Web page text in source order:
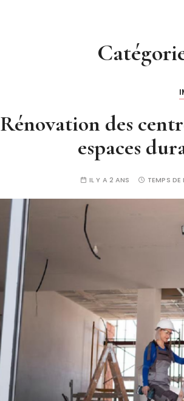
Rénovation des
espaces
IL Y A 2 ANS TEMPS DE